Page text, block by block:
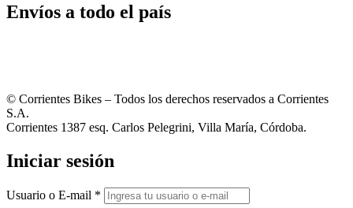
Envíos a todo el país
© Corrientes Bikes – Todos los derechos reservados a Corrientes
S.A.
Corrientes 1387 esq. Carlos Pelegrini, Villa María, Córdoba.
Iniciar sesión
Usuario o E-mail *